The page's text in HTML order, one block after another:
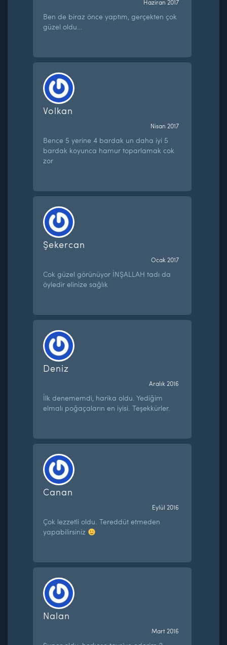
Haziran 2017
Ben de biraz önce yaptım, gerçekten çok
güzel oldu…
Volkan
Nisan 2017
Bence 5 yerine 4 bardak un daha iyi 5
bardak koyunca hamur toparlamak cok
zor
Şekercan
Ocak 2017
Cok güzel görünüyor İNŞALLAH tadı da
öyledir elinize sağlık
Deniz
Aralık 2016
İlk denememdi, harika oldu. Yediğim
elmalı poğaçaların en iyisi. Teşekkürler.
Canan
Eylül 2016
Çok lezzetli oldu. Tereddüt etmeden
yapabilirsiniz
Nalan
Mart 2016